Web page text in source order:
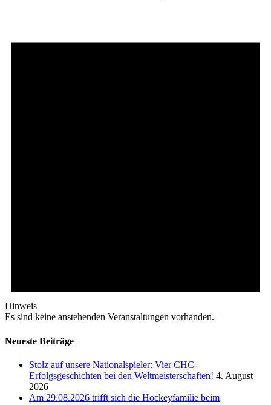
Hinweis
Es sind keine anstehenden Veranstaltungen vorhanden.
Neueste Beiträge
Stolz auf unsere Nationalspieler: Vier CHC-
Erfolgsgeschichten bei den Weltmeisterschaften! 4. August
2026
Am 29.08.2026 trifft sich die Hockeyfamilie beim